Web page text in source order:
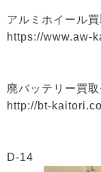
アルミホイール
https://www.aw-
廃バッテリー買
http://bt-
D-14